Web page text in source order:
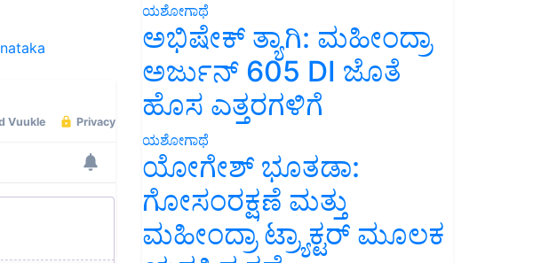
ಯಶೋಗಾಥೆ
ಅಭಿಷೇಕ್ ತ್ಯಾಗಿ: ಮಹೀಂದ್ರಾ
ಅರ್ಜುನ್ 605 DI ಜೊತೆ
ಹೊಸ ಎತ್ತರಗಳಿಗೆ
ಯಶೋಗಾಥೆ
ಯೋಗೇಶ್ ಭೂತಡಾ:
ಗೋಸಂರಕ್ಷಣೆ ಮತ್ತು
ಮಹೀಂದ್ರಾ ಟ್ರ್ಯಾಕ್ಟರ್ ಮೂಲಕ